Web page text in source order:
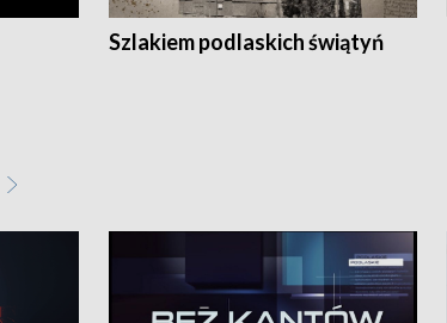
Szlakiem podlaskich świątyń